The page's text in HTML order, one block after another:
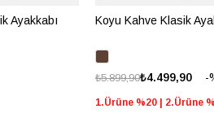
Ayakkabı Koyu Kahve Klasik
₺4.499,90
₺5.899,90
1.Ürüne %20 | 2.Ürüne